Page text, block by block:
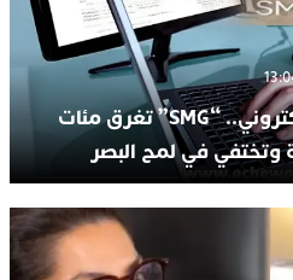
تسونامي النصب الإلكتروني.. “SMG” تغرق مئات
وتختفي في لمح البصر